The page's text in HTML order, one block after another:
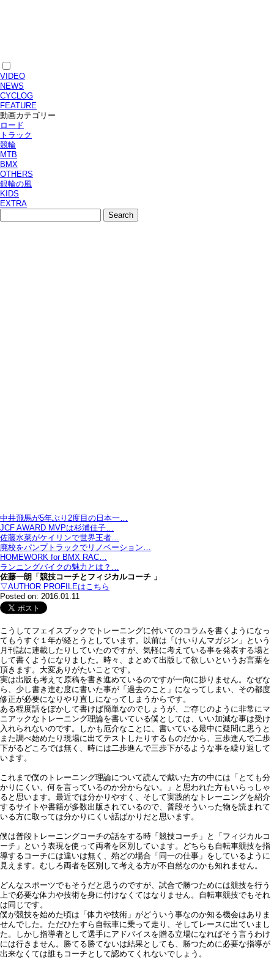
VIDEO
NEWS
CYCLOG
FEATURE
動画カテゴリー
ロード
トラック
競輪
MTB
BMX
OTHERS
銀輪の風
KIDS
EXTRA
中井飛馬が5年ぶり2度目の日本一…
JCF AWARD MVPは杉浦佳子…
佐藤水菜がケイリンで世界王者…
廃校をパンプトラックでリノベーション…
HOMEWORK for BMX RAC…
ランニングバイクの魅力とは？…
佐藤一朗「競技コーチとフィジカルコーチ 」
▽AUTHOR PROFILEはこちら
Posted on: 2016.01.11
こうしてフェイスブックでトレーニングに付いてのコラムを書くようになっ
てもうすぐ１年が経とうとしています。以前は「けいりんマガジン」という
月刊誌に連載したりしていたのですが、気軽に考えている事を発表する場と
して書くようになりました。時々、まとめて出版して欲しいというお言葉を
頂きます。大変ありがたいことです。
実は出版も考えて原稿を書き進めているのですが一向に捗りません。なぜな
ら、少し書き進む度に書いた事が「過去のこと」になってしまい、その都度
修正が必要になりやり直しになってしまうからです。
ある程度話をぼかして書けば簡単なのでしょうが、ご存じのように非常にマ
ニアックなトレーニング理論を書いている僕としては、いい加減な事は受け
入れられないのです。しかも厄介なことに、書いている最中に疑問に思うと
また調べ始めたり現場に出てテストしたりするものだから、三歩進んで二歩
下がるどころでは無く、時には二歩進んで三歩下がるような事を繰り返して
います。
これまで僕のトレーニング理論について読んで戴いた方の中には「とても分
かりにくい、何を言っているのか分からない。」と思われた方もいらっしゃ
ると思います。最近では分かりやすく、そして実践的なトレーニングを紹介
するサイトや書籍が多数出版されているので、普段そういった物を読まれて
いる方に取っては分かりにくい話ばかりだと思います。
僕は普段トレーニングコーチの話をする時「競技コーチ」と「フィジカルコ
ーチ」という表現を使って両者を区別しています。どちらも自転車競技を指
導するコーチには違いは無く、殆どの場合「同一の仕事」をしているように
見えます。むしろ両者を区別して考える方が不自然なのかも知れません。
どんなスポーツでもそうだと思うのですが、試合で勝つためには競技を行う
上で必要な体力や技術を身に付けなくてはなりません。自転車競技でもそれ
は同じです。
僕が競技を始めた頃は「体力や技術」がどういう事なのか知る機会はありま
せんでした。ただひたすら自転車に乗って走り、そしてレースに出ていまし
た。しかし指導者として選手にアドバイスを贈る立場になればそう言うわけ
には行きません。勝てる勝てないは結果としても、勝つために必要な指導が
出来なくては誰もコーチとして認めてくれないでしょう。